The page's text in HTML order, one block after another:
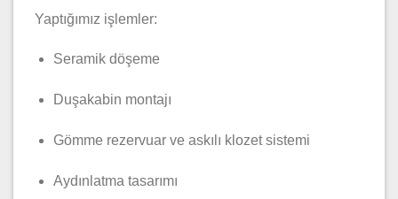
Yaptığımız işlemler:
Seramik döşeme
Duşakabin montajı
Gömme rezervuar ve askılı klozet sistemi
Aydınlatma tasarımı